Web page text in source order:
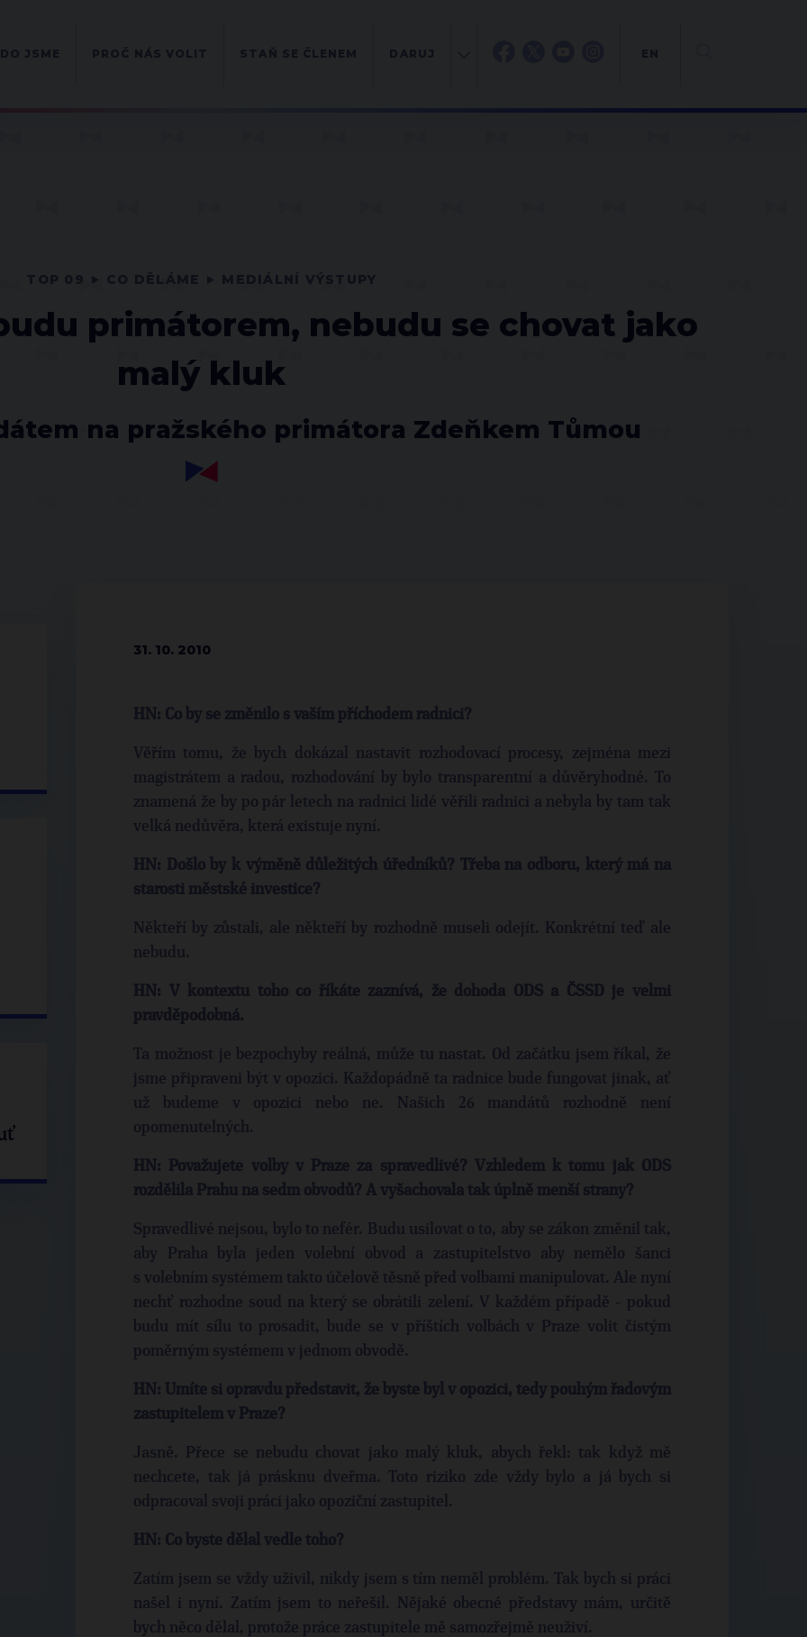
primátorem, nebudu se chovat jako
malý kluk
na pražského primátora Zdeňkem Tůmou
31. 10. 2010
HN: Co by se změnilo s vaším příchodem radnici?
Věřím tomu, že bych dokázal nastavit rozhodovací procesy, zejména mezi
magistrátem a radou, rozhodování by bylo transparentní a důvěryhodné. To
znamená že by po pár letech na radnici lidé věřili radnici a nebyla by tam tak
velká nedůvěra, která existuje nyní.
HN: Došlo by k výměně důležitých úředníků? Třeba na odboru, který má na
starosti městské investice?
Někteří by zůstali, ale někteří by rozhodně museli odejít. Konkrétní teď ale
nebudu.
HN: V kontextu toho co říkáte zaznívá, že dohoda ODS a ČSSD je velmi
pravděpodobná.
Ta možnost je bezpochyby reálná, může tu nastat. Od začátku jsem říkal, že
jsme připraveni být v opozici. Každopádně ta radnice bude fungovat jinak, ať
už budeme v opozici nebo ne. Našich 26 mandátů rozhodně není
opomenutelných.
HN: Považujete volby v Praze za spravedlivé? Vzhledem k tomu jak ODS
rozdělila Prahu na sedm obvodů? A vyšachovala tak úplně menší strany?
Spravedlivé nejsou, bylo to nefér. Budu usilovat o to, aby se zákon změnil tak,
aby Praha byla jeden volební obvod a zastupitelstvo aby nemělo šanci
s volebním systémem takto účelově těsně před volbami manipulovat. Ale nyní
nechť rozhodne soud na který se obrátili zelení. V každém případě - pokud
budu mít sílu to prosadit, bude se v příštích volbách v Praze volit čistým
poměrným systémem v jednom obvodě.
HN: Umíte si opravdu představit, že byste byl v opozici, tedy pouhým řadovým
zastupitelem v Praze?
Jasně. Přece se nebudu chovat jako malý kluk, abych řekl: tak když mě
nechcete, tak já prásknu dveřma. Toto riziko zde vždy bylo a já bych si
odpracoval svoji práci jako opoziční zastupitel.
HN: Co byste dělal vedle toho?
Zatím jsem se vždy uživil, nikdy jsem s tím neměl problém. Tak bych si práci
našel i nyní. Zatím jsem to neřešil. Nějaké obecné představy mám, určitě
bych něco dělal, protože práce zastupitele mě samozřejmě neuživí.